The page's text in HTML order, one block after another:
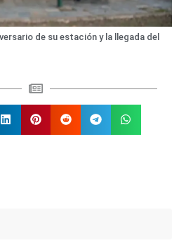
de su estación y la llegada del